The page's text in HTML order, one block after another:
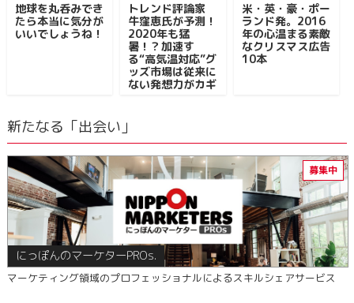
地球を丸呑みでき
たら本当に気分が
いいでしょうね！
トレンド評論家
牛窪恵氏が予測！
2020年も猛
暑！？加速す
る“高気温対応”グ
ッズ市場は従来に
ない発想力がカギ
米・英・豪・ポー
ランド発。2016
年の心温まる素敵
なクリスマス広告
10本
新たなる「出会い」
にっぽんのマーケターPROs.
マーケティング領域のプロフェッショナルによるスキルシェアサービス